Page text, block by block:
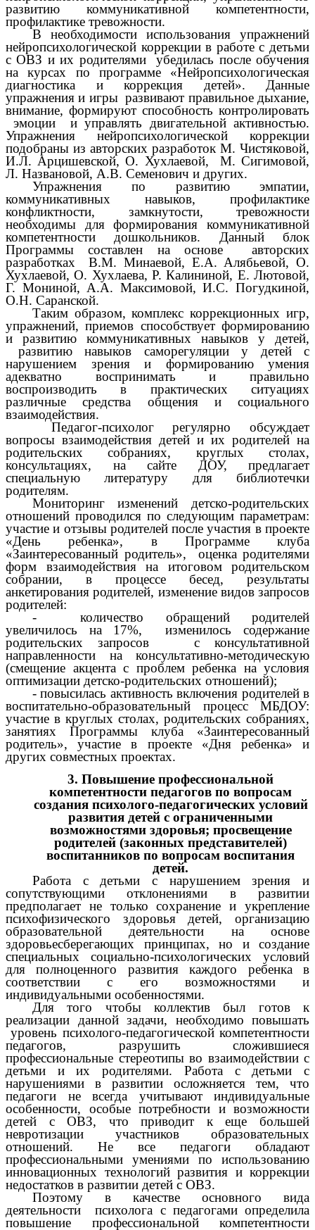
развитию коммуникативной компетентности,
профилактике тревожности.
В необходимости использования упражнений
нейропсихологической коррекции в работе с детьми
с ОВЗ и их родителями убедилась после обучения
на курсах по программе «Нейропсихологическая
диагностика и коррекция детей». Данные
упражнения и игры развивают правильное дыхание,
внимание, формируют способность контролировать
эмоции и управлять двигательной активностью.
Упражнения нейропсихологической коррекции
подобраны из авторских разработок М. Чистяковой,
И.Л. Арцишевской, О. Хухлаевой, М. Сигимовой,
Л. Названовой, А.В. Семенович и других.
Упражнения по развитию эмпатии,
коммуникативных навыков, профилактике
конфликтности, замкнутости, тревожности
необходимы для формирования коммуникативной
компетентности дошкольников. Данный блок
Программы составлен на основе авторских
разработках В.М. Минаевой, Е.А. Алябьевой, О.
Хухлаевой, О. Хухлаева, Р. Калининой, Е. Лютовой,
Г. Мониной, А.А. Максимовой, И.С. Погудкиной,
О.Н. Саранской.
Таким образом, комплекс коррекционных игр,
упражнений, приемов способствует формированию
и развитию коммуникативных навыков у детей,
развитию навыков саморегуляции у детей с
нарушением зрения и формированию умения
адекватно воспринимать и правильно
воспроизводить в практических ситуациях
различные средства общения и социального
взаимодействия.
Педагог-психолог регулярно обсуждает
вопросы взаимодействия детей и их родителей на
родительских собраниях, круглых столах,
консультациях, на сайте ДОУ, предлагает
специальную литературу для библиотечки
родителям.
Мониторинг изменений детско-родительских
отношений проводился по следующим параметрам:
участие и отзывы родителей после участия в проекте
«День ребенка», в Программе клуба
«Заинтересованный родитель», оценка родителями
форм взаимодействия на итоговом родительском
собрании, в процессе бесед, результаты
анкетирования родителей, изменение видов запросов
родителей:
- количество обращений родителей
увеличилось на 17%, изменилось содержание
родительских запросов с консультативной
направленности на консультативно-методическую
(смещение акцента с проблем ребенка на условия
оптимизации детско-родительских отношений);
- повысилась активность включения родителей в
воспитательно-образовательный процесс МБДОУ:
участие в круглых столах, родительских собраниях,
занятиях Программы клуба «Заинтересованный
родитель», участие в проекте «Дня ребенка» и
других совместных проектах.
3. Повышение профессиональной
компетентности педагогов по вопросам
создания психолого-педагогических условий
развития детей с ограниченными
возможностями здоровья; просвещение
родителей (законных представителей)
воспитанников по вопросам воспитания
детей.
Работа с детьми с нарушением зрения и
сопутствующими отклонениями в развитии
предполагает не только сохранение и укрепление
психофизического здоровья детей, организацию
образовательной деятельности на основе
здоровьесберегающих принципах, но и создание
специальных социально-психологических условий
для полноценного развития каждого ребенка в
соответствии с его возможностями и
индивидуальными особенностями.
Для того чтобы коллектив был готов к
реализации данной задачи, необходимо повышать
уровень психолого-педагогической компетентности
педагогов,
разрушить сложившиеся
профессиональные стереотипы во взаимодействии с
детьми и их родителями. Работа с детьми с
нарушениями в развитии осложняется тем, что
педагоги не всегда учитывают индивидуальные
особенности, особые потребности и возможности
детей с ОВЗ, что приводит к еще большей
невротизации участников образовательных
отношений. Не все педагоги обладают
профессиональными умениями по использованию
инновационных технологий развития и коррекции
недостатков в развитии детей с ОВЗ.
Поэтому в качестве основного вида
деятельности психолога с педагогами определила
повышение профессиональной компетентности